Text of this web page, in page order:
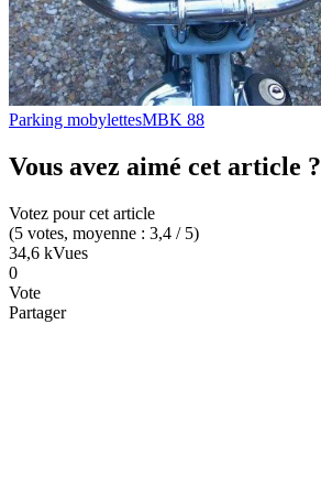
Parking mobylettesMBK 88
Vous avez aimé cet article ?
Votez pour cet article
(5 votes, moyenne : 3,4 / 5)
34,6 kVues
0
Vote
Partager